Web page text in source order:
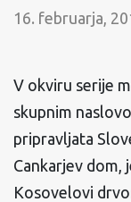
16. februarja,
V okviru serije
skupnim
pripravljata
Cankarjev dom,
Kosovelovi